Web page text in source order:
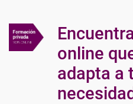
online
adapta a